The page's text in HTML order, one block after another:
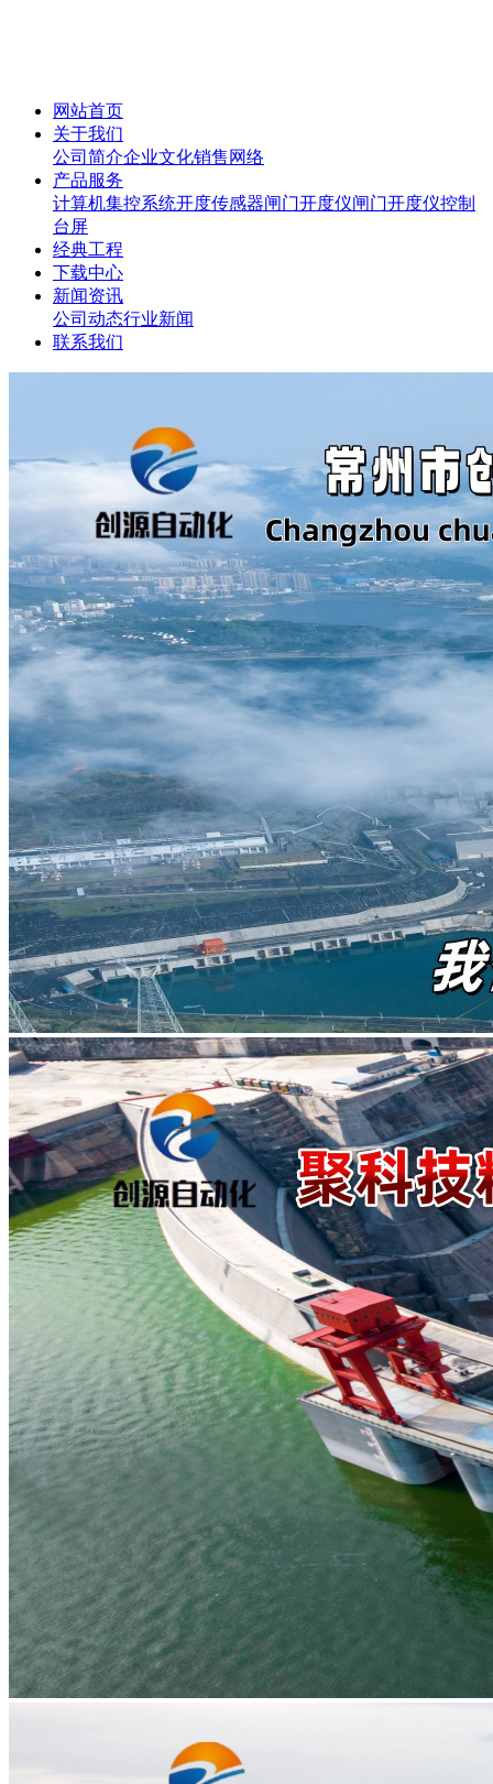
网站首页
关于我们
公司简介企业文化销售网络
产品服务
计算机集控系统开度传感器闸门开度仪闸门开度仪控制
台屏
经典工程
下载中心
新闻资讯
公司动态行业新闻
联系我们